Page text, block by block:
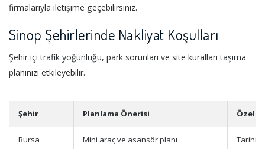
firmalarıyla iletişime geçebilirsiniz.
Sinop Şehirlerinde Nakliyat Koşulları
Şehir içi trafik yoğunluğu, park sorunları ve site kuralları taşıma
planınızı etkileyebilir.
Şehir Planlama Önerisi Özel
Bursa Mini araç ve asansör planı Tarihi